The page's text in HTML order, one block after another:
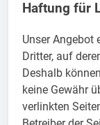
Haftung für
Unser Angebot
Dritter, auf
Deshalb
keine Gewähr
verlinkten